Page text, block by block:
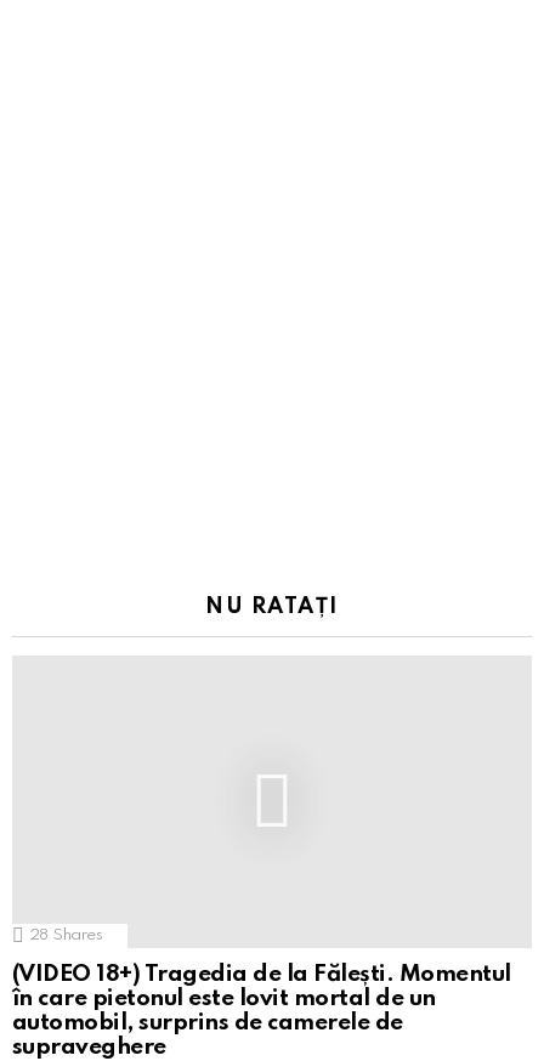
NU RATAȚI
28 Shares
(VIDEO 18+) Tragedia de la Fălești. Momentul
în care pietonul este lovit mortal de un
automobil, surprins de camerele de
supraveghere